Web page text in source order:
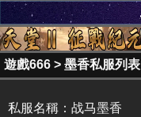
遊戲666 > 墨香私服列表
私服名稱： 战马墨香